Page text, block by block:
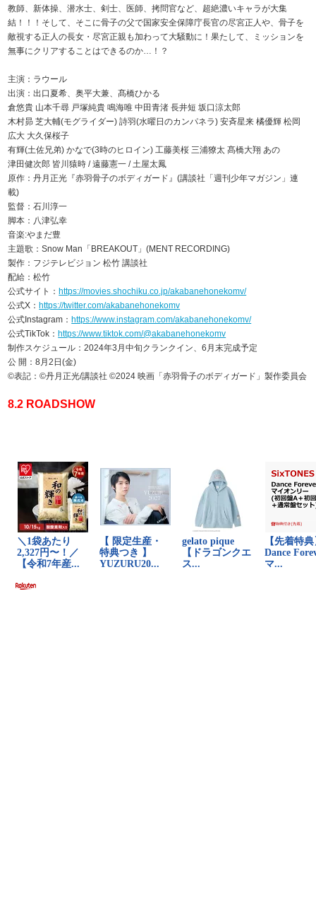
教師、新体操、潜水士、剣士、医師、拷問官など、超絶濃いキャラが大集
結！！！そして、そこに骨子の父で国家安全保障庁長官の尽宮正人や、骨子を
敵視する正人の長女・尽宮正親も加わって大騒動に！ 果たして、ミッションを
無事にクリアすることはできるのか…！？
主演：ラウール
出演：出口夏希、奥平大兼、髙橋ひかる
倉悠貴 山本千尋 戸塚純貴 鳴海唯 中田青渚 長井短 坂口涼太郎
木村昴 芝大輔(モグライダー) 詩羽(水曜日のカンパネラ) 安斉星来 橘優輝 松岡
広大 大久保桜子
有輝(土佐兄弟) かなで(3時のヒロイン) 工藤美桜 三浦獠太 髙橋大翔 あの
津田健次郎 皆川猿時 / 遠藤憲一 / 土屋太鳳
原作：丹月正光『赤羽骨子のボディガード』(講談社「週刊少年マガジン」連
載)
監督：石川淳一
脚本：八津弘幸
音楽:やまだ豊
主題歌：Snow Man「BREAKOUT」(MENT RECORDING)
製作：フジテレビジョン 松竹 講談社
配給：松竹
公式サイト：https://movies.shochiku.co.jp/akabanehonekomv/
公式X：https://twitter.com/akabanehonekomv
公式Instagram：https://www.instagram.com/akabanehonekomv/
公式TikTok：https://www.tiktok.com/@akabanehonekomv
制作スケジュール：2024年3月中旬クランクイン、6月末完成予定
公 開：8月2日(金)
©表記：©丹月正光/講談社 ©2024 映画「赤羽骨子のボディガード」製作委員会
8.2 ROADSHOW